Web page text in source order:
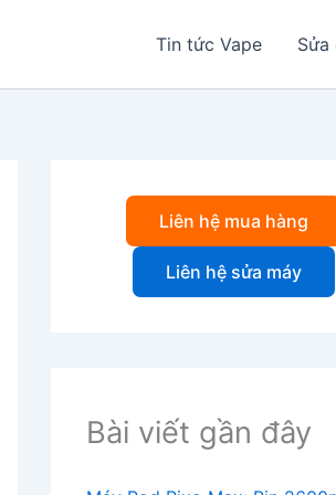
Tin tức Vape Sửa
Liên hệ mua hàng
Liên hệ sửa máy
Bài viết gần đây